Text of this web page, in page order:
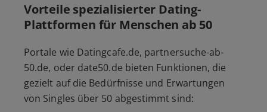
Vorteile spezialisierter Dating-
Plattformen für Menschen ab 50
Portale wie Datingcafe.de, partnersuche-ab-
50.de, oder date50.de bieten Funktionen, die
gezielt auf die Bedürfnisse und Erwartungen
von Singles über 50 abgestimmt sind: